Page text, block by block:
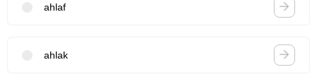
ahlaf
ahlak